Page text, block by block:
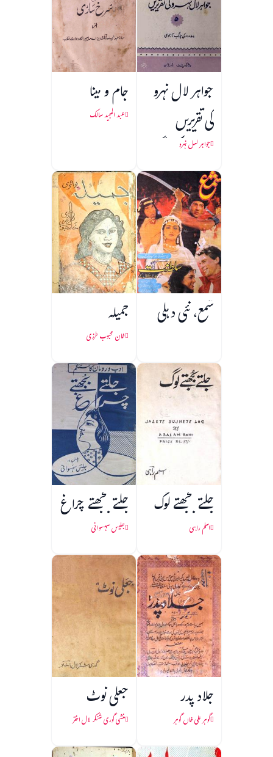
جواہر لال نہرو
کی تقریریں
(1857 کی جنگ
آزادی)
جواہر لعل نہرو
جام و مینا
عبد المجید سالک
شمع، نئی دہلی جمیلہ
خان محبوب طرزی
جلتے بجھتے لوگ
اسلم راہی
جلتے بجھتے چراغ
جلیس سہسوانی
جلاد پدر
گوہر علی خاں گوہر
جعلی نوٹ
منشی گوری شنکر لال اختر